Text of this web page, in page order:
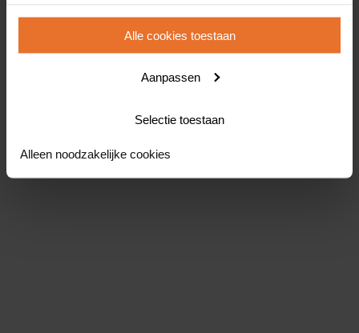
Alle cookies toestaan
Aanpassen
Selectie toestaan
Alleen noodzakelijke cookies